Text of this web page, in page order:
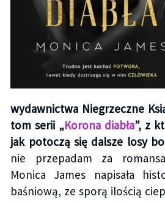
wydawnictwa Niegrzeczne
tom serii „Korona diabła”, z
jak potoczą się dalsze losy
nie przepadam za
Monica James napisała
baśniową, ze sporą ilością